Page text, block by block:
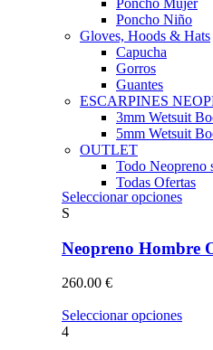
Poncho Mujer
Poncho Niño
Gloves, Hoods & Hats
Capucha
Gorros
Guantes
ESCARPINES
3mm Wetsuit
5mm Wetsuit
OUTLET
Todo Neopreno
Todas Ofertas
Seleccionar opcionesEste
se
S
Neopreno Hombre
260.00 €
Seleccionar opcionesEste
4